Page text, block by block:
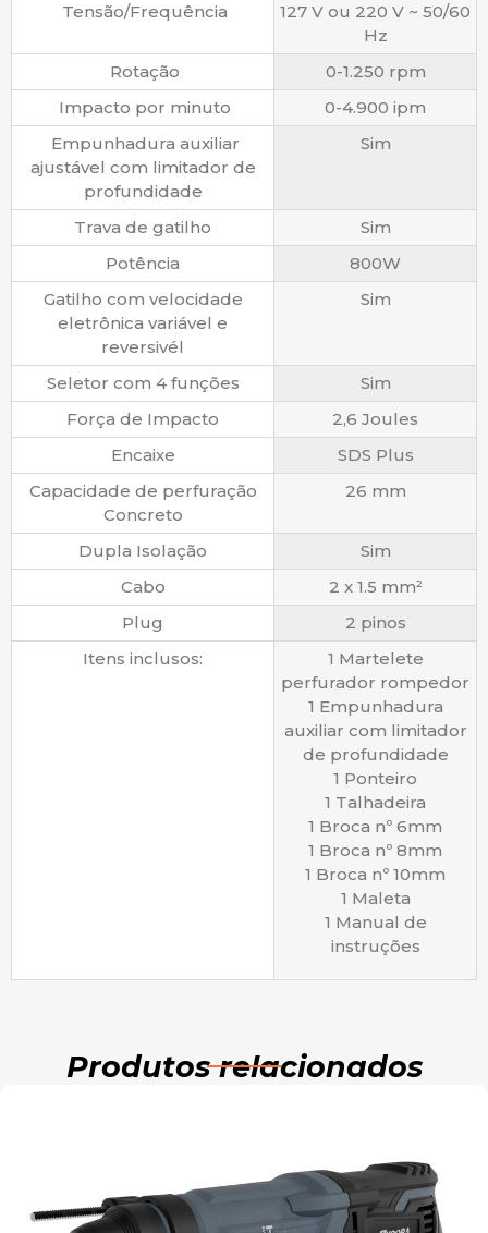
Tensão/Frequência
127 V ou 220 V ~ 50/60
Hz
Rotação
0-1.250 rpm
Impacto por minuto
0-4.900 ipm
Empunhadura auxiliar
ajustável com limitador de
profundidade
Sim
Trava de gatilho
Sim
Potência
800W
Gatilho com velocidade
eletrônica variável e
reversivél
Sim
Seletor com 4 funções
Sim
Força de Impacto
2,6 Joules
Encaixe
SDS Plus
Capacidade de perfuração
Concreto
26 mm
Dupla Isolação
Sim
Cabo
2 x 1.5 mm²
Plug
2 pinos
Itens inclusos:
1 Martelete
perfurador rompedor
1 Empunhadura
auxiliar com limitador
de profundidade
1 Ponteiro
1 Talhadeira
1 Broca nº 6mm
1 Broca nº 8mm
1 Broca nº 10mm
1 Maleta
1 Manual de
instruções
Produtos relacionados